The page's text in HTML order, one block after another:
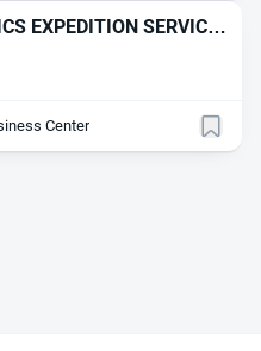
EXPEDITION SERVICE"
JAMIYAT
Center